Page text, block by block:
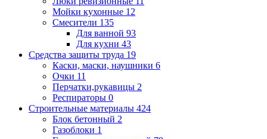
Мойки кухонные 12
Смесители 135
Для ванной 93
Для кухни 43
Средства защиты труда 19
Каски, маски, наушники 6
Очки 11
Перчатки,рукавицы 2
Респираторы 0
Строительные материалы 424
Блок бетонный 2
Газоблоки 1